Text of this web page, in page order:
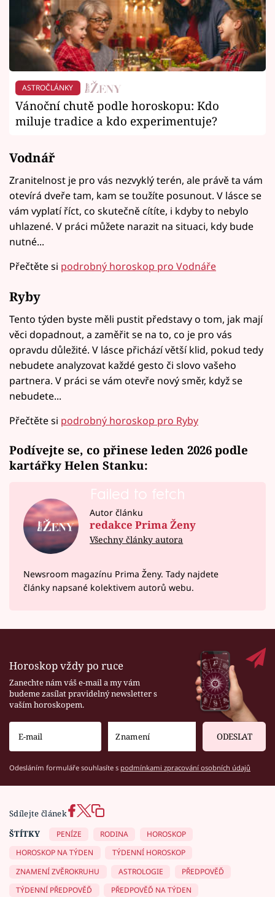
ASTROČLÁNKY
Vánoční chutě podle horoskopu: Kdo
miluje tradice a kdo experimentuje?
Vodnář
Zranitelnost je pro vás nezvyklý terén, ale právě ta vám
otevírá dveře tam, kam se toužíte posunout. V lásce se
vám vyplatí říct, co skutečně cítíte, i kdyby to nebylo
uhlazené. V práci můžete narazit na situaci, kdy bude
nutné...
Přečtěte si podrobný horoskop pro Vodnáře
Ryby
Tento týden byste měli pustit představy o tom, jak mají
věci dopadnout, a zaměřit se na to, co je pro vás
opravdu důležité. V lásce přichází větší klid, pokud tedy
nebudete analyzovat každé gesto či slovo vašeho
partnera. V práci se vám otevře nový směr, když se
nebudete...
Přečtěte si podrobný horoskop pro Ryby
Podívejte se, co přinese leden 2026 podle
kartářky Helen Stanku:
Failed to fetch
Autor článku
redakce Prima Ženy
Všechny články autora
Newsroom magazínu Prima Ženy. Tady najdete
články napsané kolektivem autorů webu.
Horoskop vždy po ruce
Zanechte nám váš e-mail a my vám
budeme zasílat pravidelný newsletter s
vaším horoskopem.
ODESLAT
Odesláním formuláře souhlasíte s podmínkami zpracování osobních údajů
Sdílejte článek
ŠTÍTKY
PENÍZE RODINA
HOROSKOP
HOROSKOP NA TÝDEN
TÝDENNÍ HOROSKOP
ZNAMENÍ ZVĚROKRUHU
ASTROLOGIE
PŘEDPOVĚĎ
TÝDENNÍ PŘEDPOVĚĎ
PŘEDPOVĚĎ NA TÝDEN